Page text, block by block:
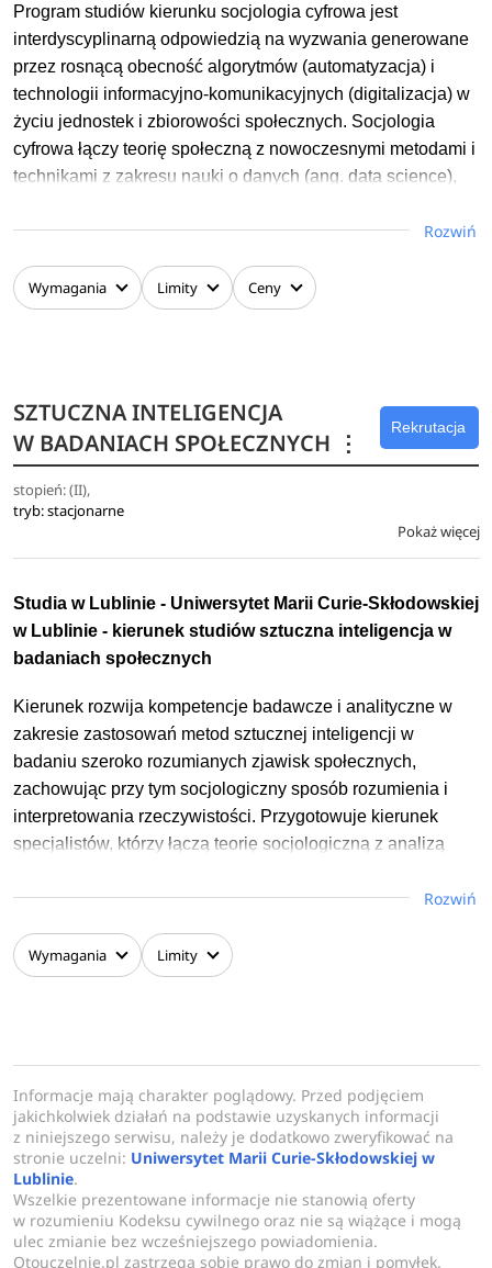
Program studiów kierunku socjologia cyfrowa jest
interdyscyplinarną odpowiedzią na wyzwania generowane
przez rosnącą obecność algorytmów (automatyzacja) i
technologii informacyjno-komunikacyjnych (digitalizacja) w
życiu jednostek i zbiorowości społecznych. Socjologia
cyfrowa łączy teorię społeczną z nowoczesnymi metodami i
technikami z zakresu nauki o danych (ang. data science),
oraz tradycyjnie rozumianej socjologii.
Na kierunku nie ma specjalności; studenci mają jednak
możliwość wyboru przedmiotów, które odpowiadają ich
Centrum Sztucznej Inteligencji i Modelowania
Komputerowego UMCS na zasadzie nieodpłatnych praktyk
lub w ramach projektów realizowanych przez to Centrum.
Studenci mogą też uczestniczyć w wydarzeniach
realizowanych przez Sekcję Socjologii Cyfrowej Polskiego
Społecznych UMCS.
Rozwiń
Wymagania Limity Ceny
SZTUCZNA INTELIGENCJA
W BADANIACH SPOŁECZNYCH ⋮
Rekrutacja
stopień: (II),
tryb: stacjonarne
Pokaż więcej
Studia w Lublinie - Uniwersytet Marii Curie-Skłodowskiej
w Lublinie - kierunek studiów sztuczna inteligencja w
badaniach społecznych
Kierunek rozwija kompetencje badawcze i analityczne w
zakresie zastosowań metod sztucznej inteligencji w
badaniu szeroko rozumianych zjawisk społecznych,
zachowując przy tym socjologiczny sposób rozumienia i
interpretowania rzeczywistości. Przygotowuje kierunek
specjalistów, którzy łączą teorię socjologiczną z analizą
narzędzia sztucznej inteligencji. W toku studiów studenci
analiz statystycznych, automatycznego przetwarzania i
analizy tekstu, wizualizacji danych oraz projektowania i
Rozwiń
Wymagania Limity
Informacje mają charakter poglądowy. Przed podjęciem
jakichkolwiek działań na podstawie uzyskanych informacji
z niniejszego serwisu, należy je dodatkowo zweryfikować na
stronie uczelni: Uniwersytet Marii Curie-Skłodowskiej w
Lublinie.
Wszelkie prezentowane informacje nie stanowią oferty
w rozumieniu Kodeksu cywilnego oraz nie są wiążące i mogą
ulec zmianie bez wcześniejszego powiadomienia.
Otouczelnie.pl zastrzega sobie prawo do zmian i pomyłek.